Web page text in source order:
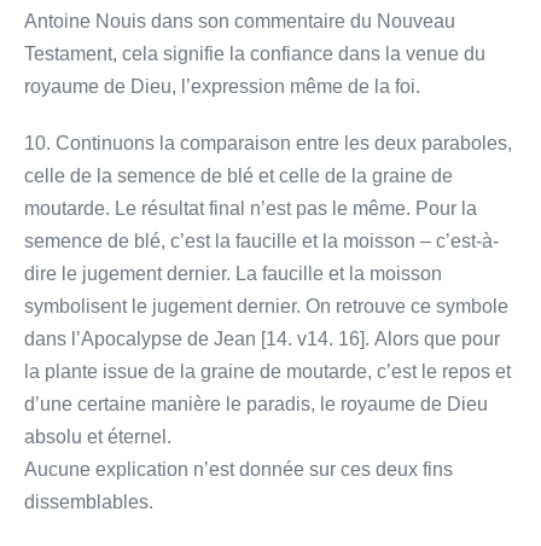
Antoine Nouis dans son commentaire du Nouveau
Testament, cela signifie la confiance dans la venue du
royaume de Dieu, l’expression même de la foi.
10. Continuons la comparaison entre les deux paraboles,
celle de la semence de blé et celle de la graine de
moutarde. Le résultat final n’est pas le même. Pour la
semence de blé, c’est la faucille et la moisson – c’est-à-
dire le jugement dernier. La faucille et la moisson
symbolisent le jugement dernier. On retrouve ce symbole
dans l’Apocalypse de Jean [14. v14. 16]. Alors que pour
la plante issue de la graine de moutarde, c’est le repos et
d’une certaine manière le paradis, le royaume de Dieu
absolu et éternel.
Aucune explication n’est donnée sur ces deux fins
dissemblables.